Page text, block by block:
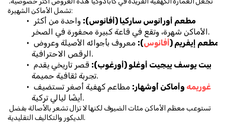
تشمل الأماكن الشهيرة:
مطعم أورانوس ساركيا (أفانوس):
الأماكن شهرة، وتقع في قاعة كبيرة محفورة في الصخر.
مطعم إيفريم (أفانوس):
الرقص الاحترافية.
بيت يوسف ييجيت أوغلو (أورغوب):
تجربة ثقافية حميمة.
غوريمه وأماكن أُوشهار:
أيضًا ليالي تركية.
الديكور والتكاليف التقليدية.